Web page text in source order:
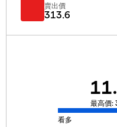
賣出價
313.6
最高價:
看多